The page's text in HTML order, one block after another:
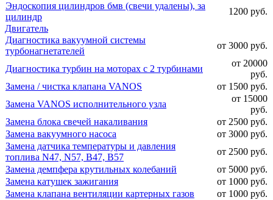
Эндоскопия цилиндров бмв (свечи удалены), за
цилиндр
1200 руб.
Двигатель
Диагностика вакуумной системы
турбонагнетателей
от 3000 руб.
Диагностика турбин на моторах с 2 турбинами
от 20000
руб.
Замена / чистка клапана VANOS
от 1500 руб.
Замена VANOS исполнительного узла
от 15000
руб.
Замена блока свечей накаливания
от 2500 руб.
Замена вакуумного насоса
от 3000 руб.
Замена датчика температуры и давления
топлива N47, N57, B47, B57
от 2500 руб.
Замена демпфера крутильных колебаний
от 5000 руб.
Замена катушек зажигания
от 1000 руб.
Замена клапана вентиляции картерных газов
от 1000 руб.